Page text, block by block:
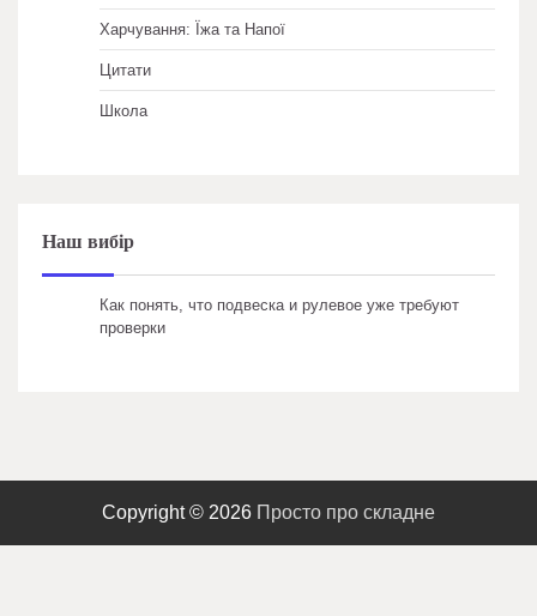
Харчування: Їжа та Напої
Цитати
Школа
Наш вибір
Как понять, что подвеска и рулевое уже требуют
проверки
Copyright © 2026 Просто про складне